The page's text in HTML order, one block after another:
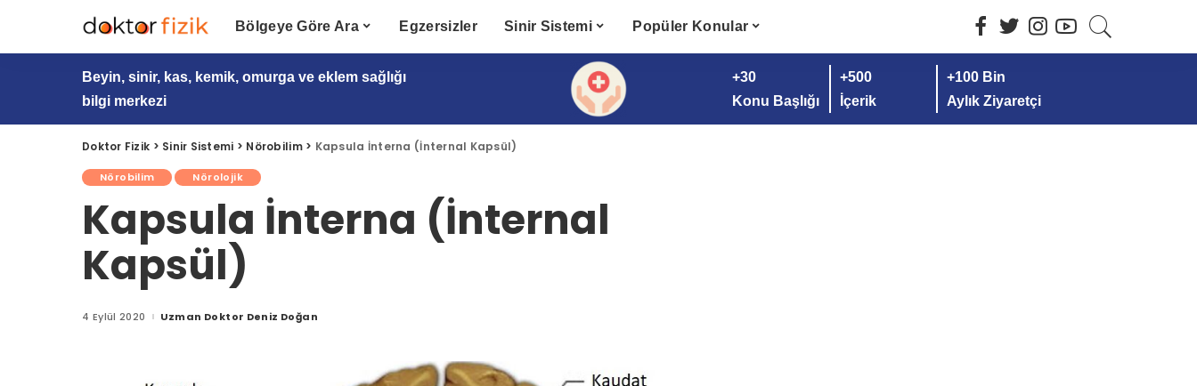
Bölgeye Göre Ara Egzersizler Sinir Sistemi Popüler Konular
Beyin, sinir, kas, kemik, omurga ve eklem sağlığı
bilgi merkezi
+30
Konu Başlığı
+500
İçerik
+100 Bin
Aylık Ziyaretçi
Doktor Fizik > Sinir Sistemi > Nörobilim> Kapsula İnterna (İnternal Kapsül)
Nörobilim Nörolojik
Kapsula İnterna (İnternal
Kapsül)
4 Eylül 2020 Posted
Uzman Doktor Deniz Doğan